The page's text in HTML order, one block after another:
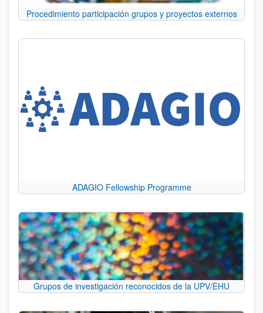
Procedimiento participación grupos y proyectos externos
ADAGIO Fellowship Programme
Grupos de investigación reconocidos de la UPV/EHU